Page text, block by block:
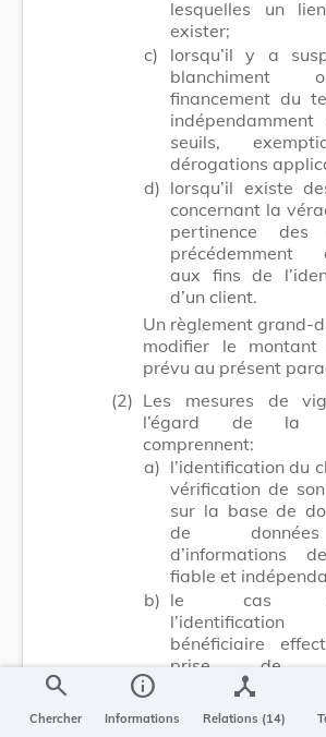
lesquelles un
exister;
c)
lorsqu’il y a
financement du
seuils,
dérogations
d) lorsqu’il existe
concernant la
pertinence des
précédemment
aux fins de
d’un client.
Un règlement grand-
modifier le
prévu au présent
(2) Les mesures de
l’égard de la
comprennent:
a) l’identification du
vérification de
sur la base de
de
d’informations
fiable et
b) le cas
bénéficiaire
prise de
adéquates et
risque pour
identité, de telle
search
Chercher
info
Informations
device_hub
Relations (14)